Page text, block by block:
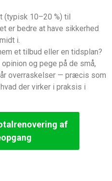
(typisk 10–20 %) til
er bedre at have sikkerhed
i.
et tilbud eller en tidsplan?
og pege på de små,
overraskelser — præcis som
der virker i praksis i
af